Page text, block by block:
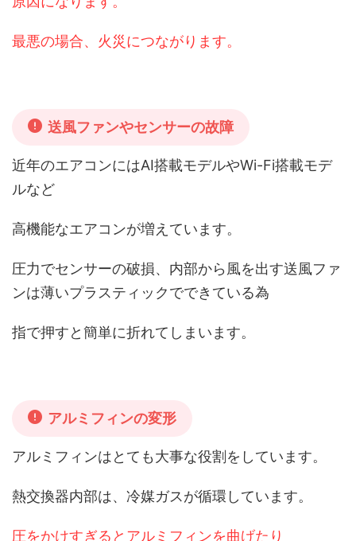
最悪の場合、火災につながります。
送風ファンやセンサーの故障
近年のエアコンにはAI搭載モデルやWi-Fi搭載モデ
ルなど
高機能なエアコンが増えています。
圧力でセンサーの破損、 内部から風を出す送風ファ
ンは薄いプラスティックでできている為
指で押すと簡単に折れてしまいます。
アルミフィンの変形
アルミフィンはとても大事な役割をしています。
熱交換器内部は、冷媒ガスが循環しています。
圧をかけすぎるとアルミフィンを曲げたり